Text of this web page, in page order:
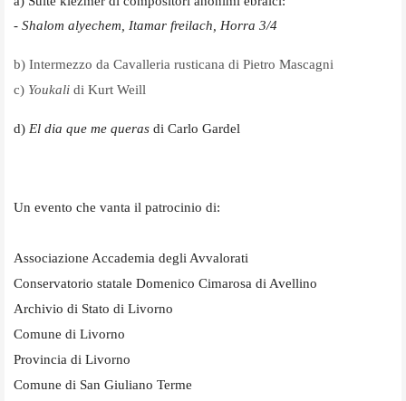
- Shalom alyechem, Itamar freilach, Horra 3/4
b) Intermezzo da Cavalleria rusticana di Pietro Mascagni
c) Youkali di Kurt Weill
d) El dia que me queras di Carlo Gardel
Un evento che vanta il patrocinio di:
Associazione Accademia degli Avvalorati
Conservatorio statale Domenico Cimarosa di Avellino
Archivio di Stato di Livorno
Comune di Livorno
Provincia di Livorno
Comune di San Giuliano Terme